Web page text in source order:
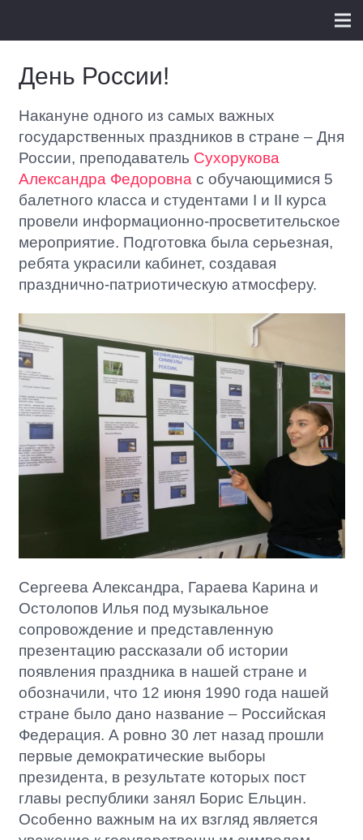
День России!
Накануне одного из самых важных
государственных праздников в стране – Дня
России, преподаватель Сухорукова
Александра Федоровна с обучающимися 5
балетного класса и студентами I и II курса
провели информационно-просветительское
мероприятие. Подготовка была серьезная,
ребята украсили кабинет, создавая
празднично-патриотическую атмосферу.
Сергеева Александра, Гараева Карина и
Остолопов Илья под музыкальное
сопровождение и представленную
презентацию рассказали об истории
появления праздника в нашей стране и
обозначили, что 12 июня 1990 года нашей
стране было дано название – Российская
Федерация. А ровно 30 лет назад прошли
первые демократические выборы
президента, в результате которых пост
главы республики занял Борис Ельцин.
Особенно важным на их взгляд является